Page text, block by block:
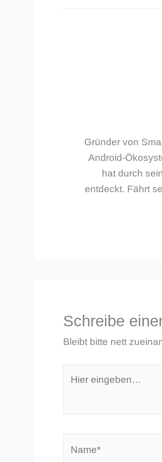
Gründer von
Android-
hat durch
entdeckt. Fährt
Schreibe
Bleibt bitte nett
eingeben…